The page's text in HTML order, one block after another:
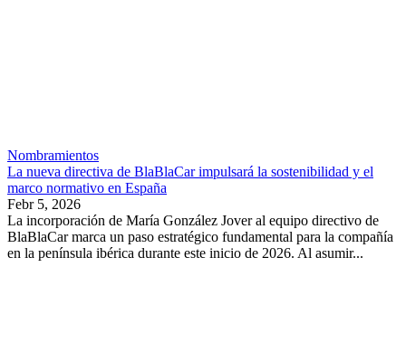
Nombramientos
La nueva directiva de BlaBlaCar impulsará la sostenibilidad y el
marco normativo en España
Febr 5, 2026
La incorporación de María González Jover al equipo directivo de
BlaBlaCar marca un paso estratégico fundamental para la compañía
en la península ibérica durante este inicio de 2026. Al asumir...